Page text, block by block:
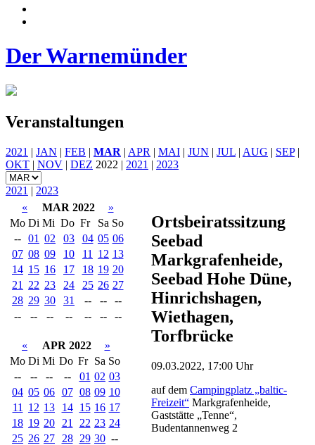
Der Warnemünder
Veranstaltungen
2021 | JAN | FEB | MAR | APR | MAI | JUN | JUL | AUG | SEP|
OKT | NOV | DEZ 2022 | 2021 | 2023
2021 | 2023
«
MAR 2022
»
Mo Di Mi Do Fr Sa So
-- 01 02 03 04 05 06
07 08 09 10 11 12 13
14 15 16 17 18 19 20
21
22 23 24 25 26 27
28 29 30 31 -- --
--
--
-- -- -- -- -- --
« APR 2022
»
Mo Di Mi Do Fr Sa So
--
-- -- -- 01 02 03
04 05 06 07 08 09 10
11
12 13 14 15 16 17
18 19 20 21 22 23 24
25 26 27 28 29 30 --
Ortsbeiratssitzung
Seebad
Markgrafenheide,
Seebad Hohe Düne,
Hinrichshagen,
Wiethagen,
Torfbrücke
09.03.2022, 17:00 Uhr
auf dem Campingplatz „baltic-
Freizeit“ Markgrafenheide,
Gaststätte „Tenne“,
Budentannenweg 2